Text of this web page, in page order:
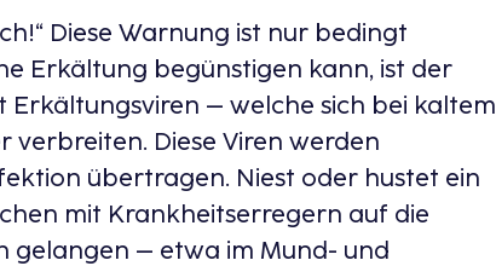
Diese Warnung ist nur bedingt
Erkältung begünstigen kann, ist der
– welche sich bei kaltem
Diese Viren werden
übertragen. Niest oder hustet ein
mit Krankheitserregern auf die
gelangen – etwa im Mund- und